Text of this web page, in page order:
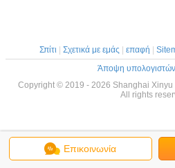
Επικοινωνία
Σπίτι Σχετικά με εμάς επαφή
Άποψη
Copyright © 2019 - 2026 Shanghai
All rights